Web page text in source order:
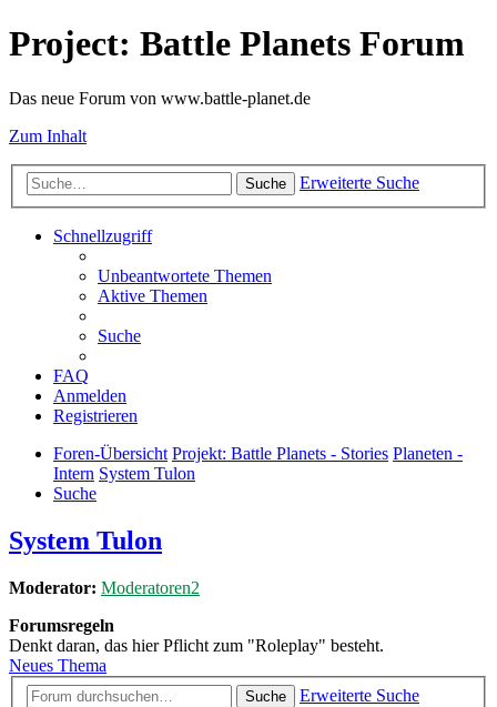
Project: Battle Planets Forum
Das neue Forum von www.battle-planet.de
Zum Inhalt
Suche Erweiterte Suche
Schnellzugriff
Unbeantwortete Themen
Aktive Themen
Suche
FAQ
Anmelden
Registrieren
Foren-Übersicht Projekt: Battle Planets - Stories Planeten -
Intern System Tulon
Suche
System Tulon
Moderator: Moderatoren2
Forumsregeln
Denkt daran, das hier Pflicht zum "Roleplay" besteht.
Neues Thema
Suche
Erweiterte Suche